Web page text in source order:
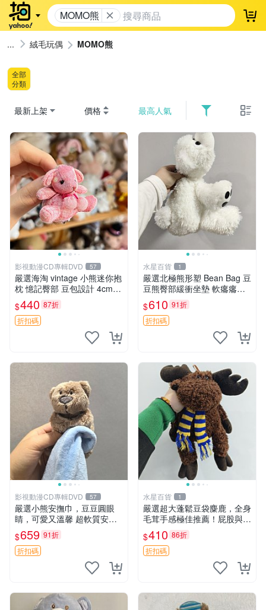
MOMO熊 登
絨毛玩偶 MOMO熊
全部
分類
最新上架 價格 最高人氣
影視動漫CD專輯DVD 57
嚴選海淘 vintage 小熊迷你抱
枕 憶記臀部 豆包設計 4cm
高 推薦收藏 迷你豆包小熊、
高臀部、豆袋抱枕
$440 87折
折扣碼
水星百貨 1
嚴選北極熊形塑 Bean Bag 豆
豆熊臀部緩衝坐墊 軟癟癟舒
壓設計 保暖又實用 適合久坐
放松 推薦居家使用 RUSS系
列 豆豆熊屁屁坐墊 3D顆粒結
$610 91折
折扣碼
影視動漫CD專輯DVD 57
嚴選小熊安撫巾，豆豆圓眼
睛，可愛又溫馨 超軟質安撫
巾，豆豆設計，哄睡好幫手
約克豆豆眼安撫巾 數碼豆豆
眼
$659 91折
折扣碼
水星百貨 1
嚴選超大蓬鬆豆袋麋鹿，全身
毛茸手感極佳推薦！屁股與四
肢填充均勻，適合收藏與孩童
共賞。 麋鹿 豆袋 毛茸玩具
$410 86折
折扣碼